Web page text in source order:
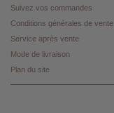
Suivez vos commandes
Conditions générales de vente
Service après vente
Mode de livraison
Plan du site